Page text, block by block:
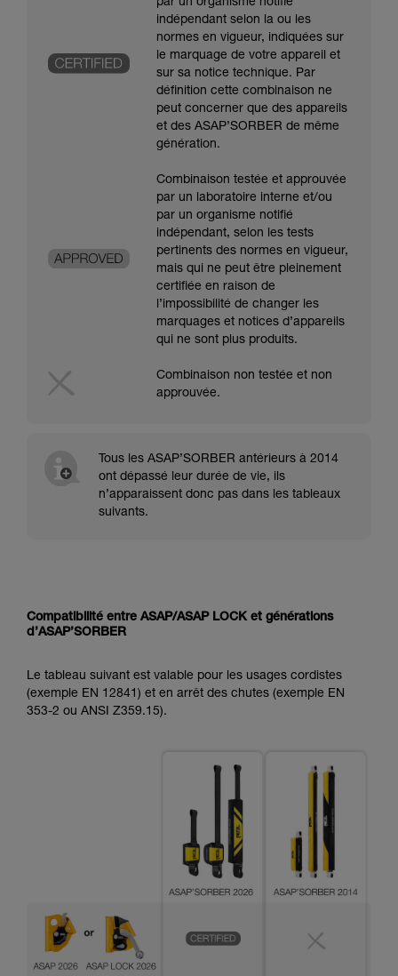
par un organisme notifié
indépendant selon la ou les
normes en vigueur, indiquées sur
le marquage de votre appareil et
sur sa notice technique. Par
définition cette combinaison ne
peut concerner que des appareils
et des ASAP’SORBER de même
génération.
Combinaison testée et approuvée
par un laboratoire interne et/ou
par un organisme notifié
indépendant, selon les tests
pertinents des normes en vigueur,
mais qui ne peut être pleinement
certifiée en raison de
l’impossibilité de changer les
marquages et notices d’appareils
qui ne sont plus produits.
Combinaison non testée et non
approuvée.
Tous les ASAP’SORBER antérieurs à 2014
ont dépassé leur durée de vie, ils
n’apparaissent donc pas dans les tableaux
suivants.
Compatibilité entre ASAP/ASAP LOCK et générations
d’ASAP’SORBER
Le tableau suivant est valable pour les usages cordistes
(exemple EN 12841) et en arrêt des chutes (exemple EN
353-2 ou ANSI Z359.15).